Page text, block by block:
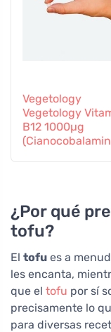
Vegetology
Vegetology
B12 1000µg
¿Por qué
tofu?
El tofu es a
les encanta,
que el tofu por sí
precisamente lo
para diversas